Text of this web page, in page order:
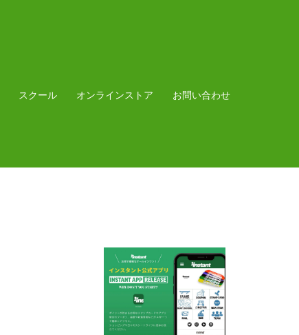
スクール オンラインストア お問い合わせ